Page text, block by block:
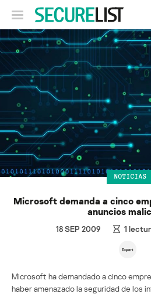
NOTICIAS
Microsoft demanda a cinco
anuncios
18 SEP 2009 1
Microsoft ha demandado a cinco
haber amenazado la seguridad de los